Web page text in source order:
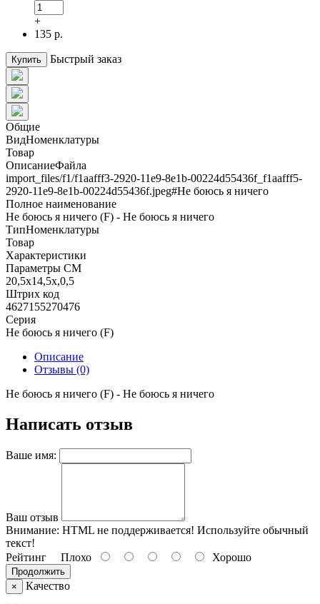
+
135 р.
Купить Быстрый заказ
Общие
ВидНоменклатуры
Товар
ОписаниеФайла
import_files/f1/f1aafff3-2920-11e9-8e1b-00224d55436f_f1aafff5-
2920-11e9-8e1b-00224d55436f.jpeg#Не боюсь я ничего
Полное наименование
Не боюсь я ничего (F) - Не боюсь я ничего
ТипНоменклатуры
Товар
Характеристики
Параметры СМ
20,5х14,5х,0,5
Штрих код
4627155270476
Серия
Не боюсь я ничего (F)
Описание
Отзывы (0)
Не боюсь я ничего (F) - Не боюсь я ничего
Написать отзыв
Ваше имя:
Ваш отзыв
Внимание: HTML не поддерживается! Используйте обычный
текст!
Рейтинг Плохо Хорошо
Продолжить
×
Качество